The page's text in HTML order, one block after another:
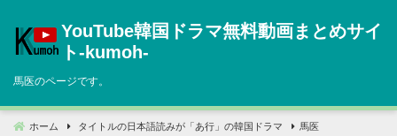
へ
YouTube韓国ドラマ無料動画まとめサイ
ト‐kumoh‐
馬医のページです。
ホーム タイトルの日本語読みが「あ行」の韓国ドラマ 馬医